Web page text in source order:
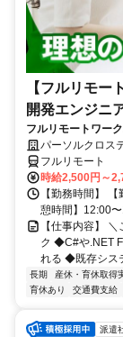
【フルリモー
開発エンジニ
フルリモートワー
の設計に携われる/
スキルを磨ける
パーソルクロス
フルリモート
時給2,500円～
【勤務時間】
憩時間】12:00
【仕事内容】
ク ◆C#や.NET
れる ◆既存シス
長期 産休・育休取得
育休あり
交通費支給
派遣